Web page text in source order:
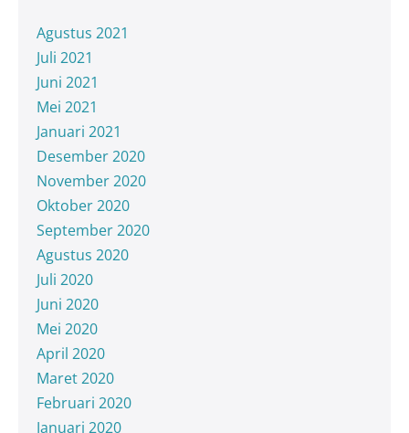
Agustus 2021
Juli 2021
Juni 2021
Mei 2021
Januari 2021
Desember 2020
November 2020
Oktober 2020
September 2020
Agustus 2020
Juli 2020
Juni 2020
Mei 2020
April 2020
Maret 2020
Februari 2020
Januari 2020